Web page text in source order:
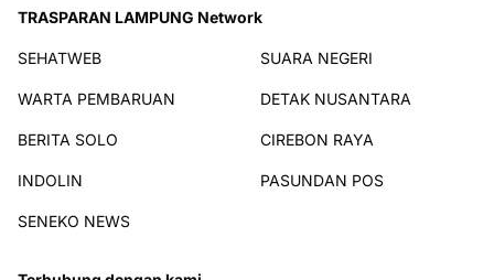
TRASPARAN LAMPUNG Network
SEHATWEB SUARA NEGERI
WARTA PEMBARUAN DETAK NUSANTARA
BERITA SOLO CIREBON RAYA
INDOLIN PASUNDAN POS
SENEKO NEWS